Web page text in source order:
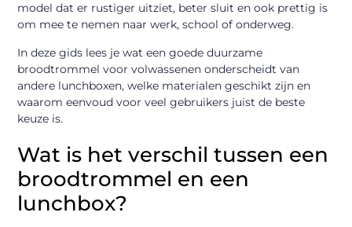
model dat er rustiger uitziet, beter sluit en ook prettig is
om mee te nemen naar werk, school of onderweg.
In deze gids lees je wat een goede duurzame
broodtrommel voor volwassenen onderscheidt van
andere lunchboxen, welke materialen geschikt zijn en
waarom eenvoud voor veel gebruikers juist de beste
keuze is.
Wat is het verschil tussen een
broodtrommel en een
lunchbox?